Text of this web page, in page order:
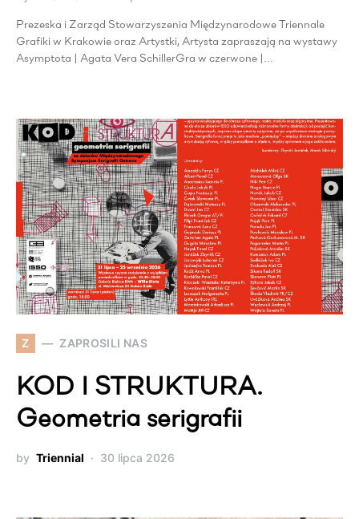
Prezeska i Zarząd Stowarzyszenia Międzynarodowe Triennale
Grafiki w Krakowie oraz Artystki, Artysta zapraszają na wystawy
Asymptota | Agata Vera SchillerGra w czerwone |…
Z ZAPROSILI NAS
KOD I STRUKTURA.
Geometria serigrafii
by Triennial 30 lipca 2026